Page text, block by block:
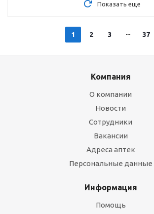
Показать еще
1 2 3 37
Компания
О компании
Новости
Сотрудники
Вакансии
Адреса аптек
Персональные данные
Информация
Помощь